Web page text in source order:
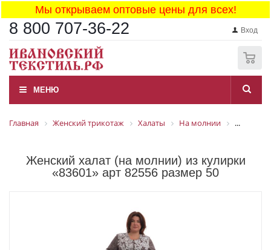
Мы открываем оптовые цены для всех!
8 800 707-36-22 Вход
МЕНЮ
Главная Женский трикотаж Халаты На молнии ...
Женский халат (на молнии) из кулирки
«83601» арт 82556 размер 50